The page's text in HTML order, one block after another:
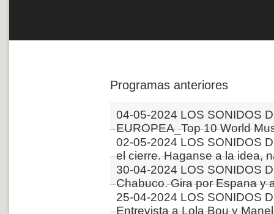
Programas anteriores
04-05-2024 LOS SONIDOS
EUROPEA_Top 10 World
02-05-2024 LOS SONIDOS
el cierre. Haganse a la idea,
30-04-2024 LOS SONIDOS
Chabuco. Gira por Espana y
25-04-2024 LOS SONIDOS
Entrevista a Lola Bou y